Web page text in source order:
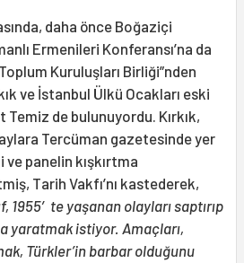
daha önce Boğaziçi
Ermenileri Konferansı’na da
Kuruluşları Birliği”nden
ve İstanbul Ülkü Ocakları eski
Temiz de bulunuyordu. Kırkık,
Tercüman gazetesinde yer
panelin kışkırtma
Tarih Vakfı’nı kastederek,
1955′te yaşanan olayları saptırıp
yaratmak istiyor. Amaçları,
Türkler’in barbar olduğunu